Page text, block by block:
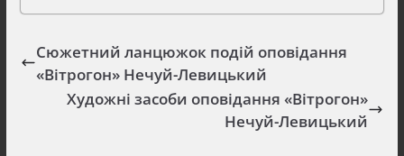
Сюжетний ланцюжок подій оповідання
«Вітрогон» Нечуй-Левицький
Художні засоби оповідання «Вітрогон»
Нечуй-Левицький